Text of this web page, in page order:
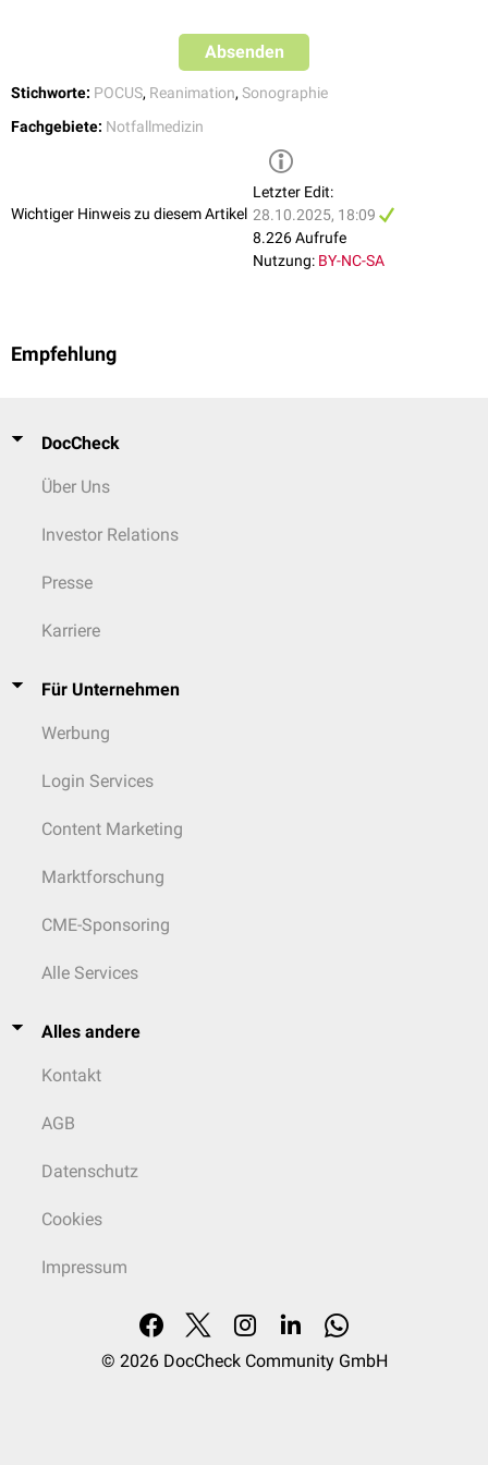
Absenden
Stichworte: POCUS, Reanimation, Sonographie
Fachgebiete: Notfallmedizin
Wichtiger Hinweis zu diesem Artikel
Letzter Edit:
28.10.2025, 18:09
8.226 Aufrufe
Nutzung: BY-NC-SA
Empfehlung
DocCheck
Über Uns
Investor Relations
Presse
Karriere
Für Unternehmen
Werbung
Login Services
Content Marketing
Marktforschung
CME-Sponsoring
Alle Services
Alles andere
Kontakt
AGB
Datenschutz
Cookies
Impressum
© 2026 DocCheck Community GmbH